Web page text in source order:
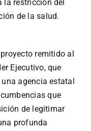
la restricción del
de la salud.
remitido al
Ejecutivo, que
agencia estatal
que
de legitimar
profunda